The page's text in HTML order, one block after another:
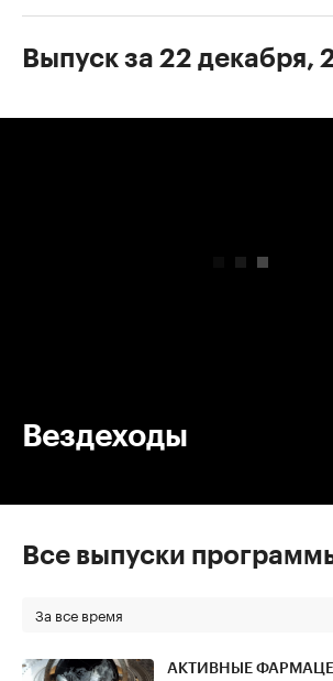
Выпуск за 22 декабря,
Вездеходы
Все выпуски
За все время
АКТИВНЫЕ